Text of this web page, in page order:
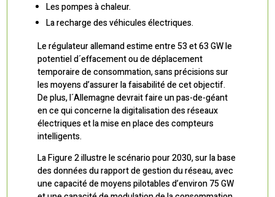
Les pompes à chaleur.
La recharge des véhicules électriques.
Le régulateur allemand estime entre 53 et 63 GW le
potentiel d´effacement ou de déplacement
temporaire de consommation, sans précisions sur
les moyens d’assurer la faisabilité de cet objectif.
De plus, l´Allemagne devrait faire un pas-de-géant
en ce qui concerne la digitalisation des réseaux
électriques et la mise en place des compteurs
intelligents.
La Figure 2 illustre le scénario pour 2030, sur la base
des données du rapport de gestion du réseau, avec
une capacité de moyens pilotables d’environ 75 GW